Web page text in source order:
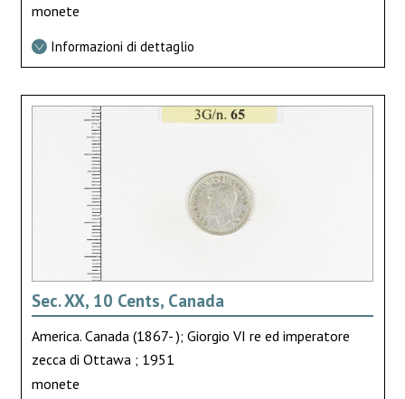
monete
Informazioni di dettaglio
Sec. XX, 10 Cents, Canada
America. Canada (1867- ); Giorgio VI re ed imperatore
zecca di Ottawa ; 1951
monete